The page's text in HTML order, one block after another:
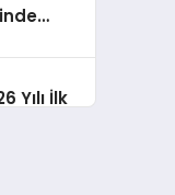
Yılı İlk